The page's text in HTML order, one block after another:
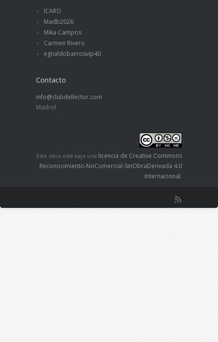
ICARO
Madb2026
Mika Campos
Carmen Rivero
egnaldobarrosvip40
Contacto
info@clubdellector.com
Madrid
Este obra está bajo una licencia de Creative Commons
Reconocimiento-NoComercial-SinObraDerivada 4.0
Internacional